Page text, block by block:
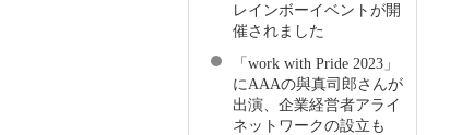
レインボーイベントが開
催されました
「work with Pride 2023」
にAAAの與真司郎さんが
出演、企業経営者アライ
ネットワークの設立も